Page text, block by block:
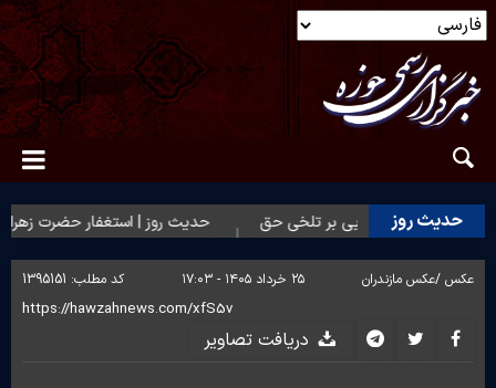
حدیث روز
حدیث روز | شکیبایی بر تلخی حق حدیث روز | استغفار حضرت
عکس /عکس مازندران ۲۵ خرداد ۱۴۰۵ - ۱۷:۰۳ کد مطلب: 1395151
دریافت تصاویر